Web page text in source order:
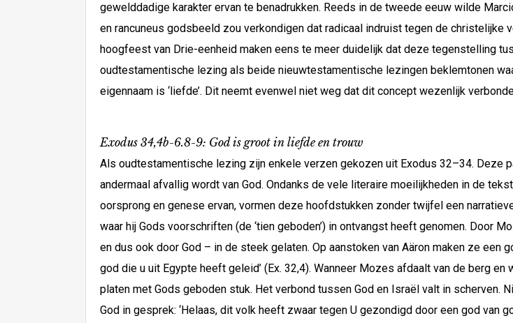
gewelddadige karakter ervan te benadrukken. Reeds in de tweede eeuw wilde
en rancuneus godsbeeld zou verkondigen dat radicaal indruist tegen de christelijke
hoogfeest van Drie-eenheid maken eens te meer duidelijk dat deze tegenstelling
oudtestamentische lezing als beide nieuwtestamentische lezingen beklemtonen
eigennaam is ‘liefde’. Dit neemt evenwel niet weg dat dit concept wezenlijk
Exodus 34,4b-6.8-9: God is groot in liefde en trouw
Als oudtestamentische lezing zijn enkele verzen gekozen uit Exodus 32–34. Deze
andermaal afvallig wordt van God. Ondanks de vele literaire moeilijkheden in de
oorsprong en genese ervan, vormen deze hoofdstukken zonder twijfel een
waar hij Gods voorschriften (de ‘tien geboden’) in ontvangst heeft genomen. Door
en dus ook door God – in de steek gelaten. Op aanstoken van Aäron maken ze een
god die u uit Egypte heeft geleid’ (Ex. 32,4). Wanneer Mozes afdaalt van de berg
platen met Gods geboden stuk. Het verbond tussen God en Israël valt in
God in gesprek: ‘Helaas, dit volk heeft zwaar tegen U gezondigd door een god van